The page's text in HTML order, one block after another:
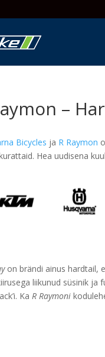
–
Bicycles ja R Raymon
Hea uudisena
on brändi ainus hardtail,
liikunud süsinik
Ka R Raymoni